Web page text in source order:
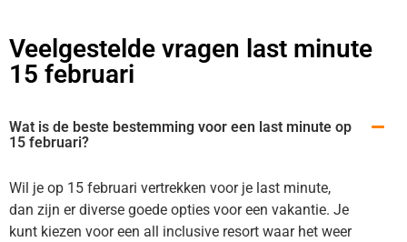
Veelgestelde vragen last minute
15 februari
Wat is de beste bestemming voor een last minute op
15 februari?
Wil je op 15 februari vertrekken voor je last minute,
dan zijn er diverse goede opties voor een vakantie. Je
kunt kiezen voor een all inclusive resort waar het weer